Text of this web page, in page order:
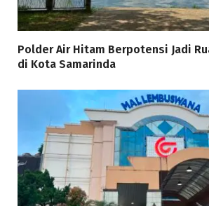
Polder Air Hitam Berpotensi Jadi
di Kota Samarinda